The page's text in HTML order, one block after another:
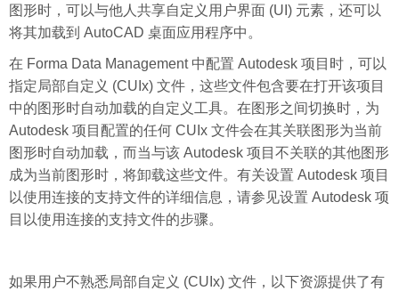
图形时，可以与他人共享自定义用户界面 (UI) 元素，还可以
将其加载到 AutoCAD 桌面应用程序中。
在 Forma Data Management 中配置 Autodesk 项目时，可以
指定局部自定义 (CUIx) 文件，这些文件包含要在打开该项目
中的图形时自动加载的自定义工具。在图形之间切换时，为
Autodesk 项目配置的任何 CUIx 文件会在其关联图形为当前
图形时自动加载，而当与该 Autodesk 项目不关联的其他图形
成为当前图形时，将卸载这些文件。有关设置 Autodesk 项目
以使用连接的支持文件的详细信息，请参见设置 Autodesk 项
目以使用连接的支持文件的步骤。
如果用户不熟悉局部自定义 (CUIx) 文件，以下资源提供了有